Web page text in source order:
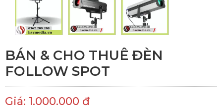
BÁN & CHO THUÊ ĐÈN
FOLLOW SPOT
Giá: 1.000.000 đ